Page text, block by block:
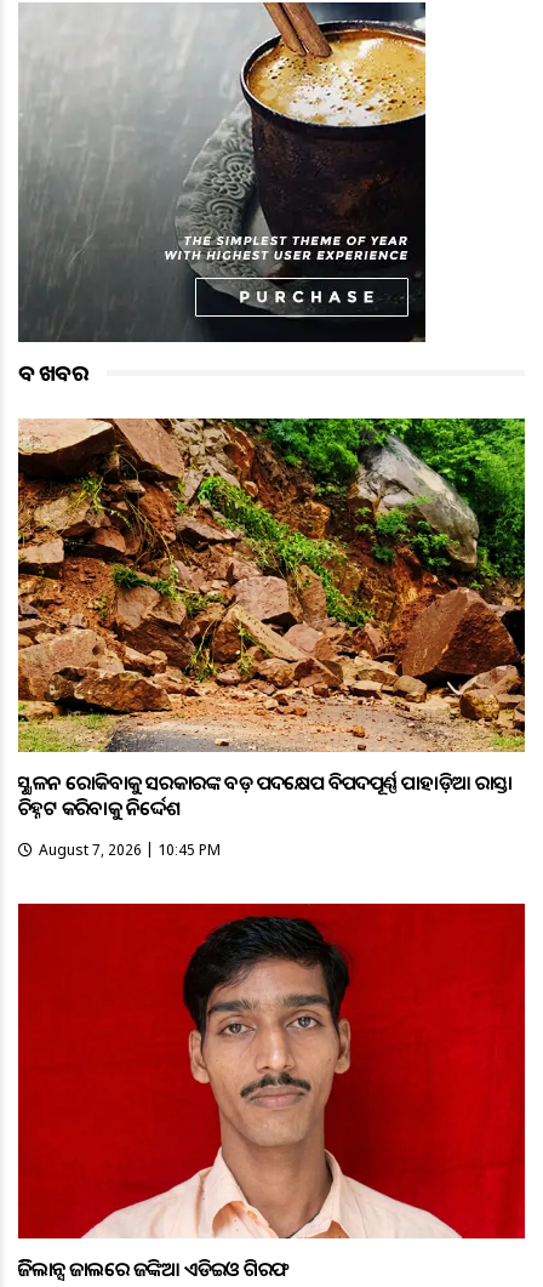
ବଡ ଖବର
ଭୂସ୍ଖଳନ ରୋକିବାକୁ ସରକାରଙ୍କ ବଡ଼ ପଦକ୍ଷେପ ବିପଦପୂର୍ଣ୍ଣ ପାହାଡ଼ିଆ ରାସ୍ତା
ଚିହ୍ନଟ କରିବାକୁ ନିର୍ଦ୍ଦେଶ
August 7, 2026 | 10:45 PM
ଭିଜିଲାନ୍ସ ଜାଲରେ ଜଙ୍କିଆ ଏଡିଇଓ ଗିରଫ